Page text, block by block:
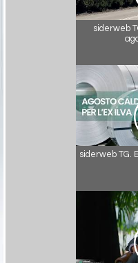
siderweb
siderweb TG.